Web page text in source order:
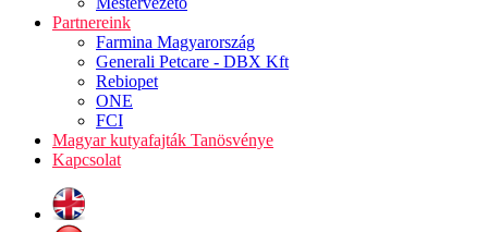
Partnereink
Farmina Magyarország
Generali Petcare - DBX Kft
Rebiopet
ONE
FCI
Magyar kutyafajták Tanösvénye
Kapcsolat